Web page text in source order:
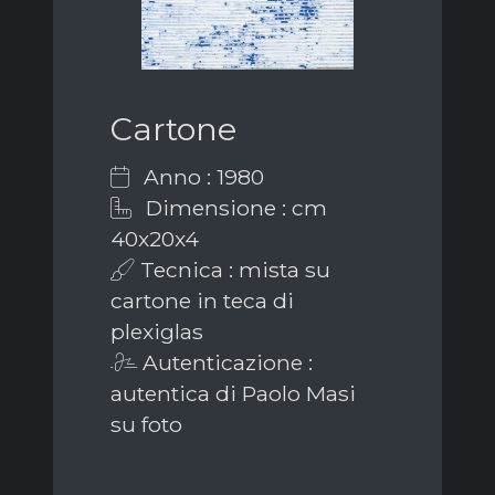
Cartone
Anno : 1980
Dimensione : cm
40x20x4
Tecnica : mista su
cartone in teca di
plexiglas
Autenticazione :
autentica di Paolo Masi
su foto